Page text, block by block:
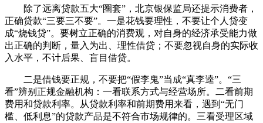
除了远离贷款五大“圈套”，北京银保监局还提示消费者，
正确贷款“三要三不要”。一是花钱要理性，不要让个人贷变
成“烧钱贷”。要树立正确的消费观，对自身的经济承受能力做
出正确的判断，量入为出、理性借贷；不要忽视自身的实际收
入水平，不计后果、盲目借贷。
二是借钱要正规，不要把“假李鬼”当成“真李逵”。“三
看”辨别正规金融机构：一看联系方式与经营场所。二看前期
费用和贷款利率。从贷款利率和前期费用来看，遇到“无门
槛、低利息”的贷款产品是不符合市场规律的。三看受理区域